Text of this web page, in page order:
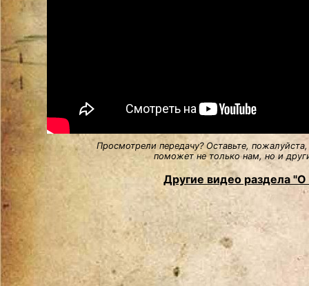
Просмотрели передачу? Оставьте,
поможет не только нам, но и
Другие видео раздела